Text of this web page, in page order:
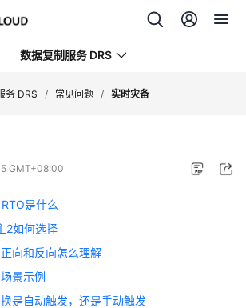
数据复制服务 DRS
务 DRS / 常见问题 / 实时灾备
GMT+08:00
是什么
2如何选择
向和反向怎么理解
景示例
是自动触发，还是手动触发